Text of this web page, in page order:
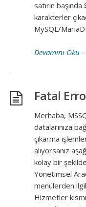
satırın
karakterler
MySQL/
Devamını Oku
Fatal
Merhaba,
datalarınıza
çıkarma
alıyorsanız
kolay bir
Yönetimsel
menülerden ilgili
Hizmetler